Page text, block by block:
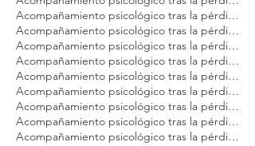
Acompañamiento psicológico tras la pérdida de tu gato Modest Dog Querétaro
Acompañamiento psicológico tras la pérdida de tu gato Modest Dog Tulum
Acompañamiento psicológico tras la pérdida de tu gato Modest Dog Veracruz
Acompañamiento psicológico tras la pérdida de tu gato Modest Dog Zapopan
Acompañamiento psicológico tras la pérdida de tu mascota Modest Dog Argentina
Acompañamiento psicológico tras la pérdida de tu mascota Modest Dog Brasil
Acompañamiento psicológico tras la pérdida de tu mascota Modest Dog Buenos Aires
Acompañamiento psicológico tras la pérdida de tu mascota Modest Dog CDMX
Acompañamiento psicológico tras la pérdida de tu mascota Modest Dog Cancún